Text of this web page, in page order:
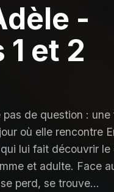
-
et 2
de question :
où elle rencontre
lui fait découvrir
et adulte. Face
perd, se trouve...